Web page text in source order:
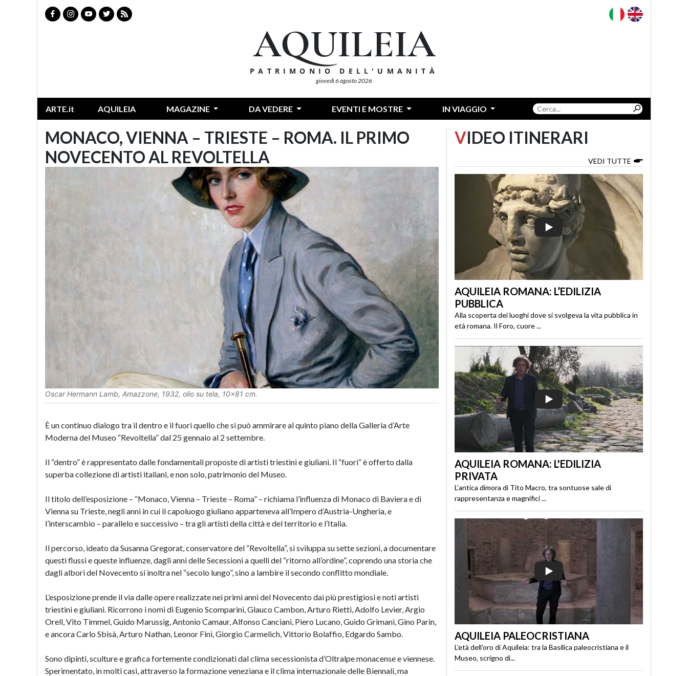
AQUILEIA
PATRIMONIO DELL'UMANITÀ
giovedì 6 agosto 2026
ARTE.it AQUILEIA MAGAZINE DA VEDERE EVENTI E MOSTRE IN VIAGGIO
MONACO, VIENNA – TRIESTE – ROMA. IL PRIMO
NOVECENTO AL REVOLTELLA
Oscar Hermann Lamb, Amazzone, 1932, olio su tela, 10x81 cm.
È un continuo dialogo tra il dentro e il fuori quello che si può ammirare al quinto piano della Galleria d’Arte
Moderna del Museo “Revoltella” dal 25 gennaio al 2 settembre.
Il “dentro” è rappresentato dalle fondamentali proposte di artisti triestini e giuliani. Il “fuori” è offerto dalla
superba collezione di artisti italiani, e non solo, patrimonio del Museo.
Il titolo dell’esposizione – “Monaco, Vienna – Trieste – Roma” – richiama l’influenza di Monaco di Baviera e di
Vienna su Trieste, negli anni in cui il capoluogo giuliano apparteneva all’Impero d’Austria-Ungheria, e
l’interscambio – parallelo e successivo – tra gli artisti della città e del territorio e l’Italia.
Il percorso, ideato da Susanna Gregorat, conservatore del “Revoltella”, si sviluppa su sette sezioni, a documentare
questi flussi e queste influenze, dagli anni delle Secessioni a quelli del “ritorno all’ordine”, coprendo una storia che
dagli albori del Novecento si inoltra nel “secolo lungo”, sino a lambire il secondo conflitto mondiale.
L’esposizione prende il via dalle opere realizzate nei primi anni del Novecento dai più prestigiosi e noti artisti
triestini e giuliani. Ricorrono i nomi di Eugenio Scomparini, Glauco Cambon, Arturo Rietti, Adolfo Levier, Argio
Orell, Vito Timmel, Guido Marussig, Antonio Camaur, Alfonso Canciani, Piero Lucano, Guido Grimani, Gino Parin,
e ancora Carlo Sbisà, Arturo Nathan, Leonor Fini, Giorgio Carmelich, Vittorio Bolaffio, Edgardo Sambo.
Sono dipinti, sculture e grafica fortemente condizionati dal clima secessionista d’Oltralpe monacense e viennese.
Sperimentato, in molti casi, attraverso la formazione veneziana e il clima internazionale delle Biennali, ma
VIDEO ITINERARI
VEDI TUTTE
AQUILEIA ROMANA: L’EDILIZIA
PUBBLICA
Alla scoperta dei luoghi dove si svolgeva la vita pubblica in
età romana. Il Foro, cuore ...
AQUILEIA ROMANA: L'EDILIZIA
PRIVATA
L’antica dimora di Tito Macro, tra sontuose sale di
rappresentanza e magnifici ...
AQUILEIA PALEOCRISTIANA
L’età dell’oro di Aquileia: tra la Basilica paleocristiana e il
Museo, scrigno di...